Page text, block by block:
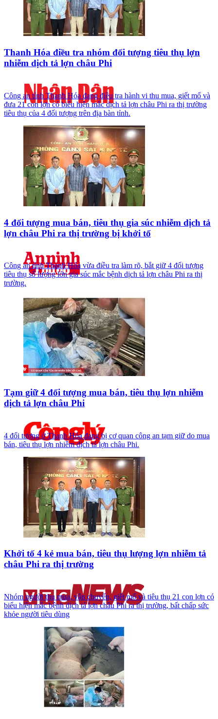
Thanh Hóa điều tra nhóm đối tượng tiêu thụ lợn
nhiễm dịch tả lợn châu Phi
Công an tỉnh Thanh Hóa đang điều tra hành vi thu mua, giết mổ và
đưa 21 con lợn có biểu hiện mắc dịch tả lợn châu Phi ra thị trường
tiêu thụ của 4 đối tượng trên địa bàn tỉnh.
4 đối tượng mua bán, tiêu thụ gia súc nhiễm dịch tả
lợn châu Phi ra thị trường bị khởi tố
Công an tỉnh Thanh Hóa vừa điều tra làm rõ, bắt giữ 4 đối tượng
tiêu thụ số lượng lớn gia súc mắc bệnh dịch tả lợn châu Phi ra thị
trường.
Tạm giữ 4 đối tượng mua bán, tiêu thụ lợn nhiễm
dịch tả lợn châu Phi
4 đối tượng ở Thanh Hóa đang bị cơ quan công an tạm giữ do mua
bán, tiêu thụ lợn nhiễm dịch tả lợn châu Phi.
Khởi tố 4 kẻ mua bán, tiêu thụ lượng lợn nhiễm tả
châu Phi ra thị trường
Nhóm người thu mua, vận chuyển, giết mổ và tiêu thụ 21 con lợn có
biểu hiện mắc bệnh dịch tả lợn châu Phi ra thị trường, bất chấp sức
khỏe người tiêu dùng